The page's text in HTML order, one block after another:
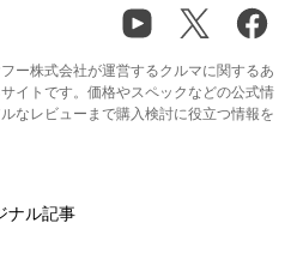
ー株式会社が運営するクルマに関するあ
イトです。価格やスペックなどの公式情
なレビューまで購入検討に役立つ情報を
ナル記事